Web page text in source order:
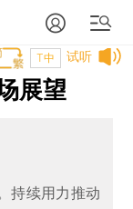
试听
T中
展望
持续用力推动